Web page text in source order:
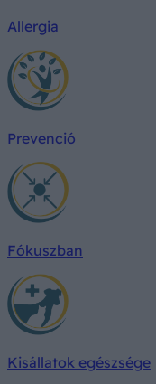
Allergia
Prevenció
Fókuszban
Kisállatok egészsége